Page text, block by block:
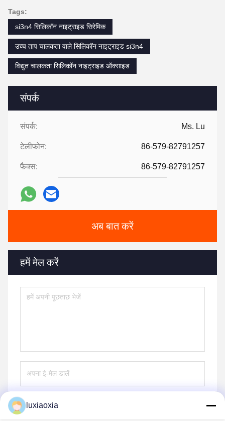
संपर्क
संपर्क: Ms. Lu
टेलीफोन: 86-579-82791257
फैक्स: 86-579-82791257
अब बात करें
हमें मेल करें
Tags:
si3n4 सिलिकॉन नाइट्राइड सिरेमिक
उच्च ताप चालकता वाले सिलिकॉन नाइट्राइड si3n4
विद्युत चालकता सिलिकॉन नाइट्राइड ऑक्साइड
luxiaoxia